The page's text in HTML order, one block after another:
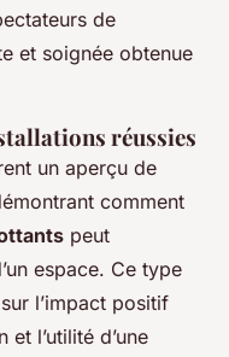
de
et soignée obtenue
réussies
un aperçu de
comment
peut
espace. Ce type
l’impact positif
l’utilité d’une